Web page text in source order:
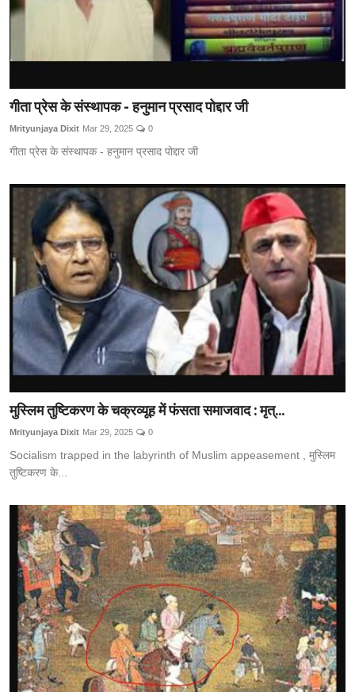
गीता प्रेस के संस्थापक - हनुमान प्रसाद पोद्दार जी
Mrityunjaya Dixit Mar 29, 2025 0
गीता प्रेस के संस्थापक - हनुमान प्रसाद पोद्दार जी
मुस्लिम तुष्टिकरण के चक्रव्यूह में फंसता समाजवाद : मृत्...
Mrityunjaya Dixit Mar 29, 2025 0
Socialism trapped in the labyrinth of Muslim appeasement , मुस्लिम
तुष्टिकरण के...